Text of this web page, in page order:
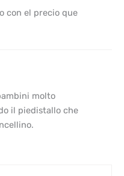
con el precio que
molto
il piedistallo che